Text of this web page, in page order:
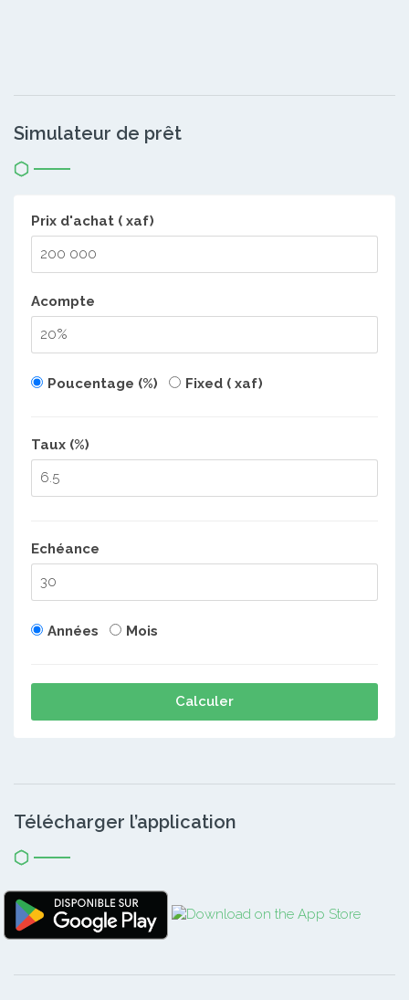
Simulateur de prêt
Prix d'achat ( xaf)
Acompte
Poucentage (%) Fixed ( xaf)
Taux (%)
Echéance
Années Mois
Calculer
Télécharger l’application